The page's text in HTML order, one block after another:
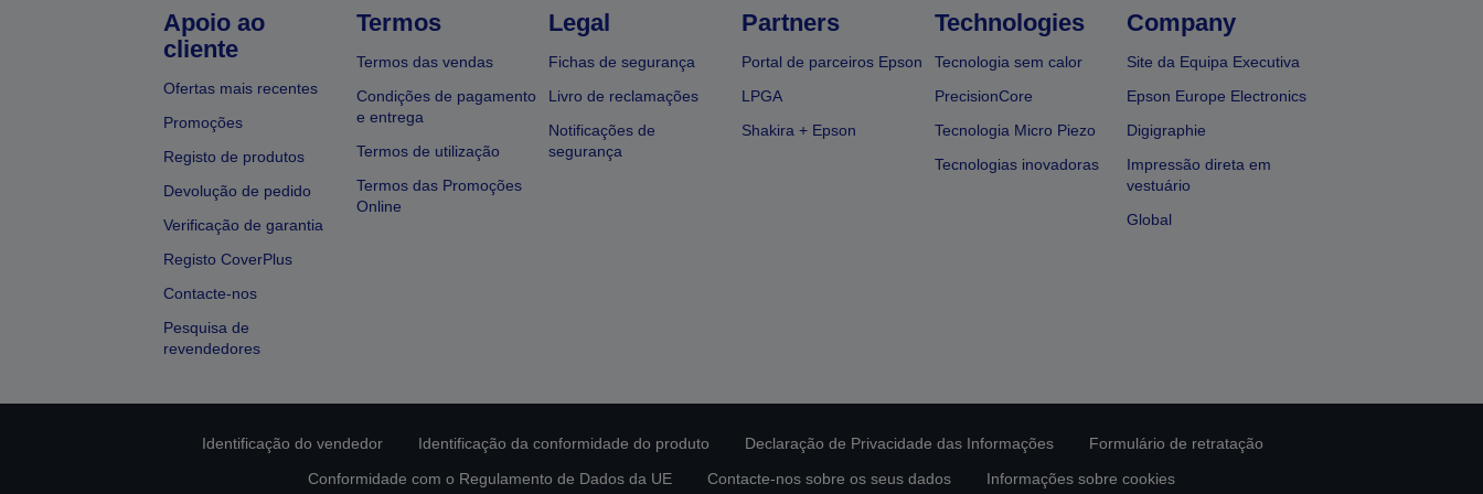
Apoio ao
cliente
Ofertas mais recentes
Promoções
Registo de produtos
Devolução de pedido
Verificação de garantia
Registo CoverPlus
Contacte-nos
Pesquisa de
revendedores
Termos
Termos das vendas
Condições de pagamento
e entrega
Termos de utilização
Termos das Promoções
Online
Legal
Fichas de segurança
Livro de reclamações
Notificações de
segurança
Partners
Portal de parceiros Epson
LPGA
Shakira + Epson
Technologies
Tecnologia sem calor
PrecisionCore
Tecnologia Micro Piezo
Tecnologias inovadoras
Company
Site da Equipa Executiva
Epson Europe Electronics
Digigraphie
Impressão direta em
vestuário
Global
Identificação do vendedor Identificação da conformidade do produto Declaração de Privacidade das Informações
Formulário de retratação
Conformidade com o Regulamento de Dados da UE
Contacte-nos sobre os seus dados Informações sobre cookies